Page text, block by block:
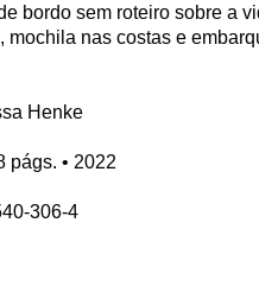
bordo sem roteiro sobre a
mochila nas costas e
Henke
págs. • 2022
306-4